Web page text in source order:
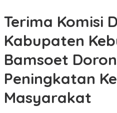
Terima Komisi
Kabupaten
Bamsoet
Peningkatan
Masyarakat